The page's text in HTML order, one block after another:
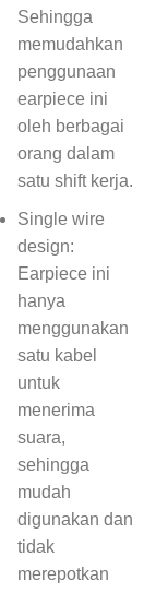
Sehingga
memudahkan
penggunaan
earpiece ini
oleh berbagai
orang dalam
satu shift kerja.
Single wire
design:
Earpiece ini
hanya
menggunakan
satu kabel
untuk
menerima
suara,
sehingga
mudah
digunakan dan
tidak
merepotkan